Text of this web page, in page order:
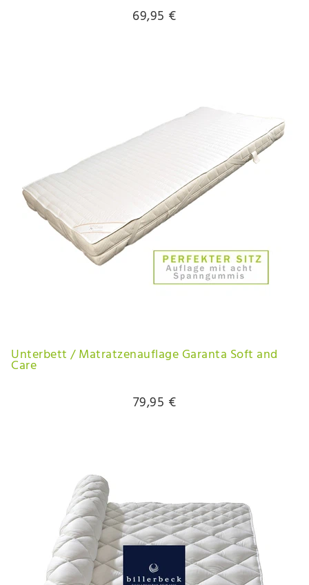
69,95 €
Unterbett / Matratzenauflage Garanta Soft and
Care
79,95 €